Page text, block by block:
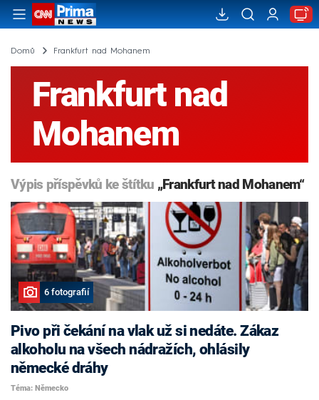
Domů Frankfurt nad Mohanem
Frankfurt nad
Mohanem
Výpis příspěvků ke štítku „Frankfurt nad Mohanem“
6 fotografií
Pivo při čekání na vlak už si nedáte. Zákaz
alkoholu na všech nádražích, ohlásily
německé dráhy
Téma: Německo